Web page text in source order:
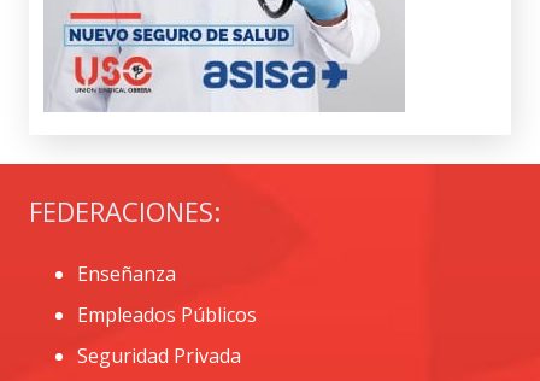
FEDERACIONES:
Enseñanza
Empleados Públicos
Seguridad Privada